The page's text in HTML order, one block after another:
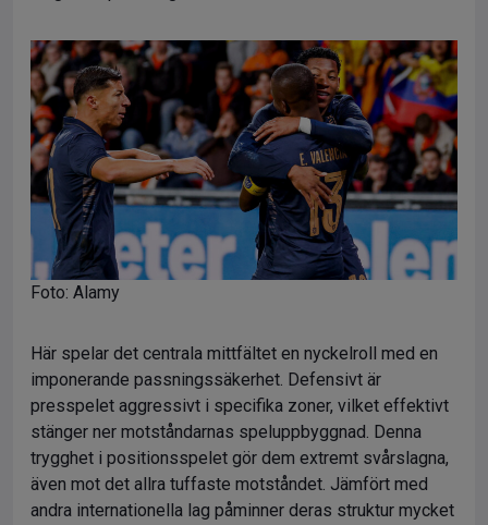
Foto: Alamy
Här spelar det centrala mittfältet en nyckelroll med en
imponerande passningssäkerhet. Defensivt är
presspelet aggressivt i specifika zoner, vilket effektivt
stänger ner motståndarnas speluppbyggnad. Denna
trygghet i positionsspelet gör dem extremt svårslagna,
även mot det allra tuffaste motståndet. Jämfört med
andra internationella lag påminner deras struktur mycket